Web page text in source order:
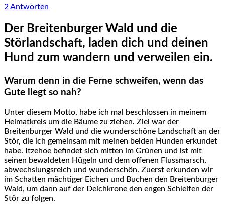
2 Antworten
Der Breitenburger Wald und die
Störlandschaft, laden dich und deinen
Hund zum wandern und verweilen ein.
Warum denn in die Ferne schweifen, wenn das
Gute liegt so nah?
Unter diesem Motto, habe ich mal beschlossen in meinem
Heimatkreis um die Bäume zu ziehen. Ziel war der
Breitenburger Wald und die wunderschöne Landschaft an der
Stör, die ich gemeinsam mit meinen beiden Hunden erkundet
habe. Itzehoe befindet sich mitten im Grünen und ist mit
seinen bewaldeten Hügeln und dem offenen Flussmarsch,
abwechslungsreich und wunderschön. Zuerst erkunden wir
im Schatten mächtiger Eichen und Buchen den Breitenburger
Wald, um dann auf der Deichkrone den engen Schleifen der
Stör zu folgen.